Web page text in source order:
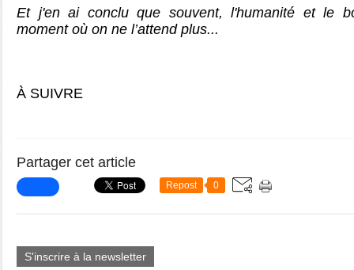
Et j'en ai conclu que souvent, l'humanité et le
moment où on ne l’attend plus...
À SUIVRE
Partager cet article
Repost 0
S'inscrire à la newsletter